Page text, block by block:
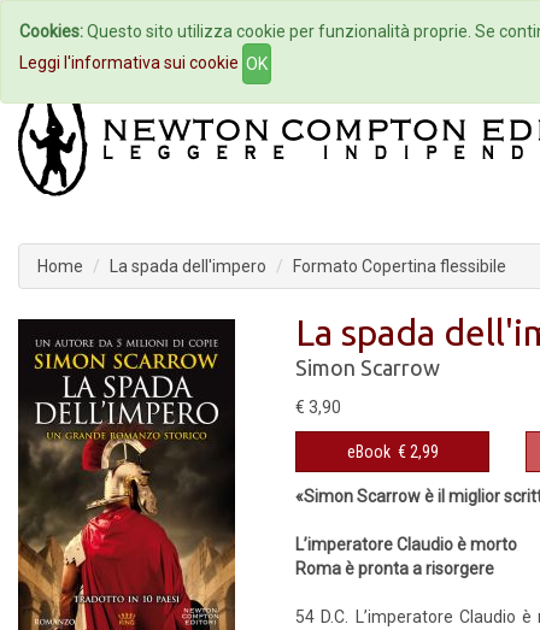
Home Autori Eventi
Home La spada dell'impero Formato Copertina flessibile
La spada
Simon Scarrow
€ 3,90
eBook € 2,99
«Simon Scarrow è il miglior
L’imperatore Claudio è morto
Roma è pronta a risorgere
54 D.C. L’imperatore
Cookies:Questo sito utilizza cookie per funzionalità proprie. Se
Leggi l'informativa sui cookie OK